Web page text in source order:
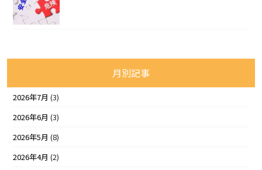
月別記事
2026年7月 (3)
2026年6月 (3)
2026年5月 (8)
2026年4月 (2)